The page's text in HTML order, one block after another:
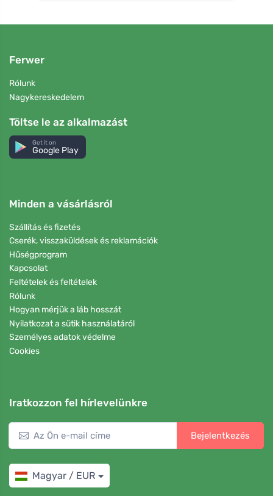
Ferwer
Rólunk
Nagykereskedelem
Töltse le az alkalmazást
Get it on
Google Play
Minden a vásárlásról
Szállítás és fizetés
Cserék, visszaküldések és reklamációk
Hűségprogram
Kapcsolat
Feltételek és feltételek
Rólunk
Hogyan mérjük a láb hosszát
Nyilatkozat a sütik használatáról
Személyes adatok védelme
Cookies
Iratkozzon fel hírlevelünkre
Bejelentkezés
Magyar / EUR